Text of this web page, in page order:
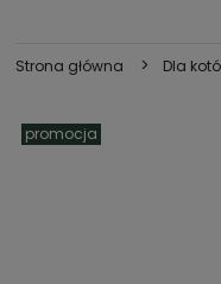
Strona główna > Dla
promocja